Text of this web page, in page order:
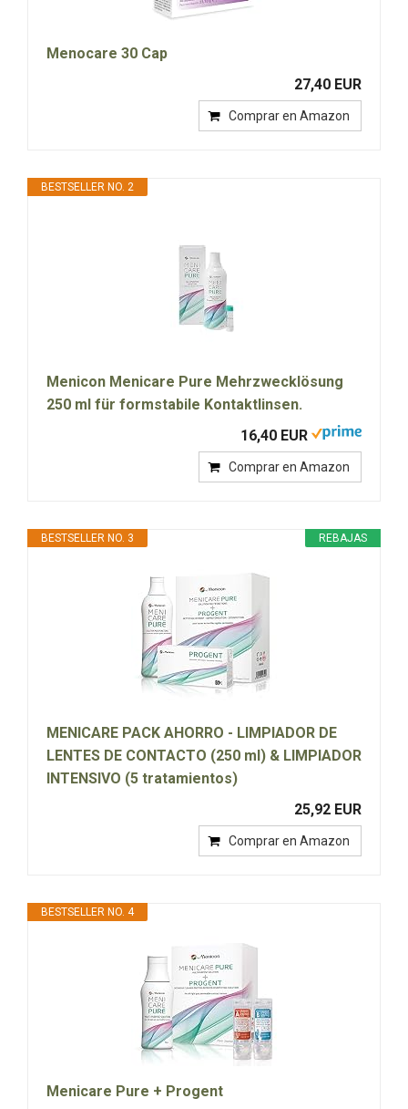
Menocare 30 Cap
27,40 EUR
Comprar en Amazon
BESTSELLER NO. 2
Menicon Menicare Pure Mehrzwecklösung
250 ml für formstabile Kontaktlinsen.
16,40 EUR
Comprar en Amazon
REBAJAS
BESTSELLER NO. 3
MENICARE PACK AHORRO - LIMPIADOR DE
LENTES DE CONTACTO (250 ml) & LIMPIADOR
INTENSIVO (5 tratamientos)
25,92 EUR
Comprar en Amazon
BESTSELLER NO. 4
Menicare Pure + Progent